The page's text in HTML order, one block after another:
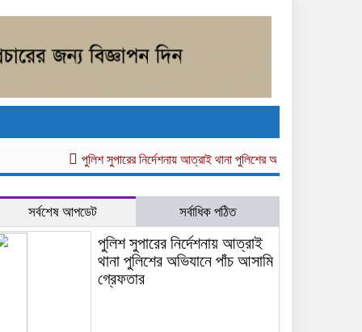
পুলিশ সুপারের নির্দেশনায় আত্রাই থানা পুলিশের অভিযানে পাঁচ আসামি গ্রেফতার
সর্বশেষ আপডেট সর্বাধিক পঠিত
পুলিশ সুপারের নির্দেশনায় আত্রাই
থানা পুলিশের অভিযানে পাঁচ আসামি
গ্রেফতার